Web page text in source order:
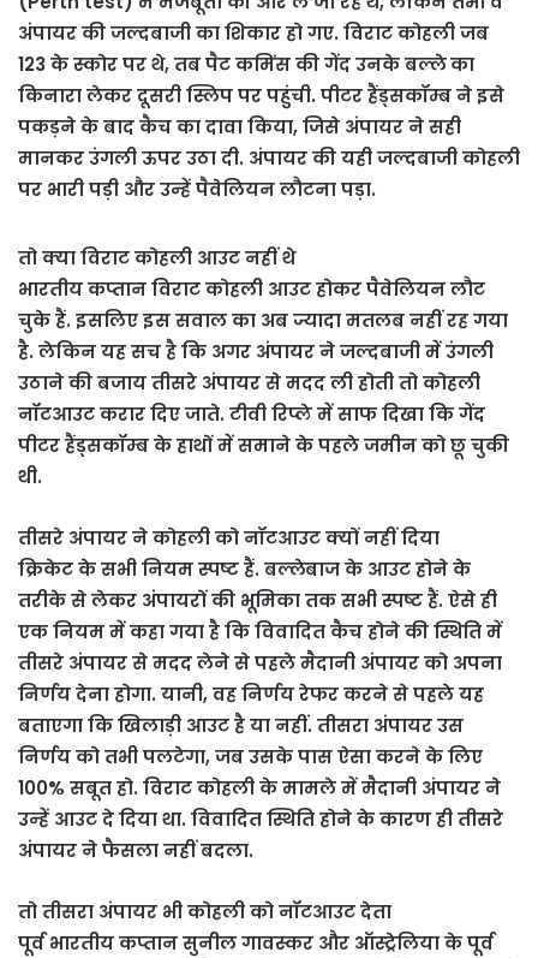
अंपायर की जल्दबाजी का शिकार हो गए. विराट कोहली जब
123 के स्कोर पर थे, तब पैट कमिंस की गेंद उनके बल्ले का
किनारा लेकर दूसरी स्लिप पर पहुंची. पीटर हैंड्सकॉम्ब ने इसे
पकड़ने के बाद कैच का दावा किया, जिसे अंपायर ने सही
मानकर उंगली ऊपर उठा दी. अंपायर की यही जल्दबाजी कोहली
पर भारी पड़ी और उन्हें पैवेलियन लौटना पड़ा.
तो क्या विराट कोहली आउट नहीं थे
भारतीय कप्तान विराट कोहली आउट होकर पैवेलियन लौट
चुके हैं. इसलिए इस सवाल का अब ज्यादा मतलब नहीं रह गया
है. लेकिन यह सच है कि अगर अंपायर ने जल्दबाजी में उंगली
उठाने की बजाय तीसरे अंपायर से मदद ली होती तो कोहली
नॉटआउट करार दिए जाते. टीवी रिप्ले में साफ दिखा कि गेंद
पीटर हैंड्सकॉम्ब के हाथों में समाने के पहले जमीन को छू चुकी
थी.
तीसरे अंपायर ने कोहली को नॉटआउट क्यों नहीं दिया
क्रिकेट के सभी नियम स्पष्ट हैं. बल्लेबाज के आउट होने के
तरीके से लेकर अंपायरों की भूमिका तक सभी स्पष्ट हैं. ऐसे ही
एक नियम में कहा गया है कि विवादित कैच होने की स्थिति में
तीसरे अंपायर से मदद लेने से पहले मैदानी अंपायर को अपना
निर्णय देना होगा. यानी, वह निर्णय रेफर करने से पहले यह
बताएगा कि खिलाड़ी आउट है या नहीं. तीसरा अंपायर उस
निर्णय को तभी पलटेगा, जब उसके पास ऐसा करने के लिए
100% सबूत हो. विराट कोहली के मामले में मैदानी अंपायर ने
उन्हें आउट दे दिया था. विवादित स्थिति होने के कारण ही तीसरे
अंपायर ने फैसला नहीं बदला.
तो तीसरा अंपायर भी कोहली को नॉटआउट देता
पूर्व भारतीय कप्तान सुनील गावस्कर और ऑस्ट्रेलिया के पूर्व